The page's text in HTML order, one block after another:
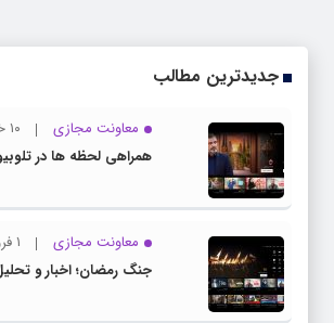
جدیدترین مطالب
معاونت مجازی
۱۰ خرداد ۱۴۰۵
همراهی لحظه ها در
معاونت مجازی
۱ فروردین ۱۴۰۵
جنگ رمضان؛ اخبار و